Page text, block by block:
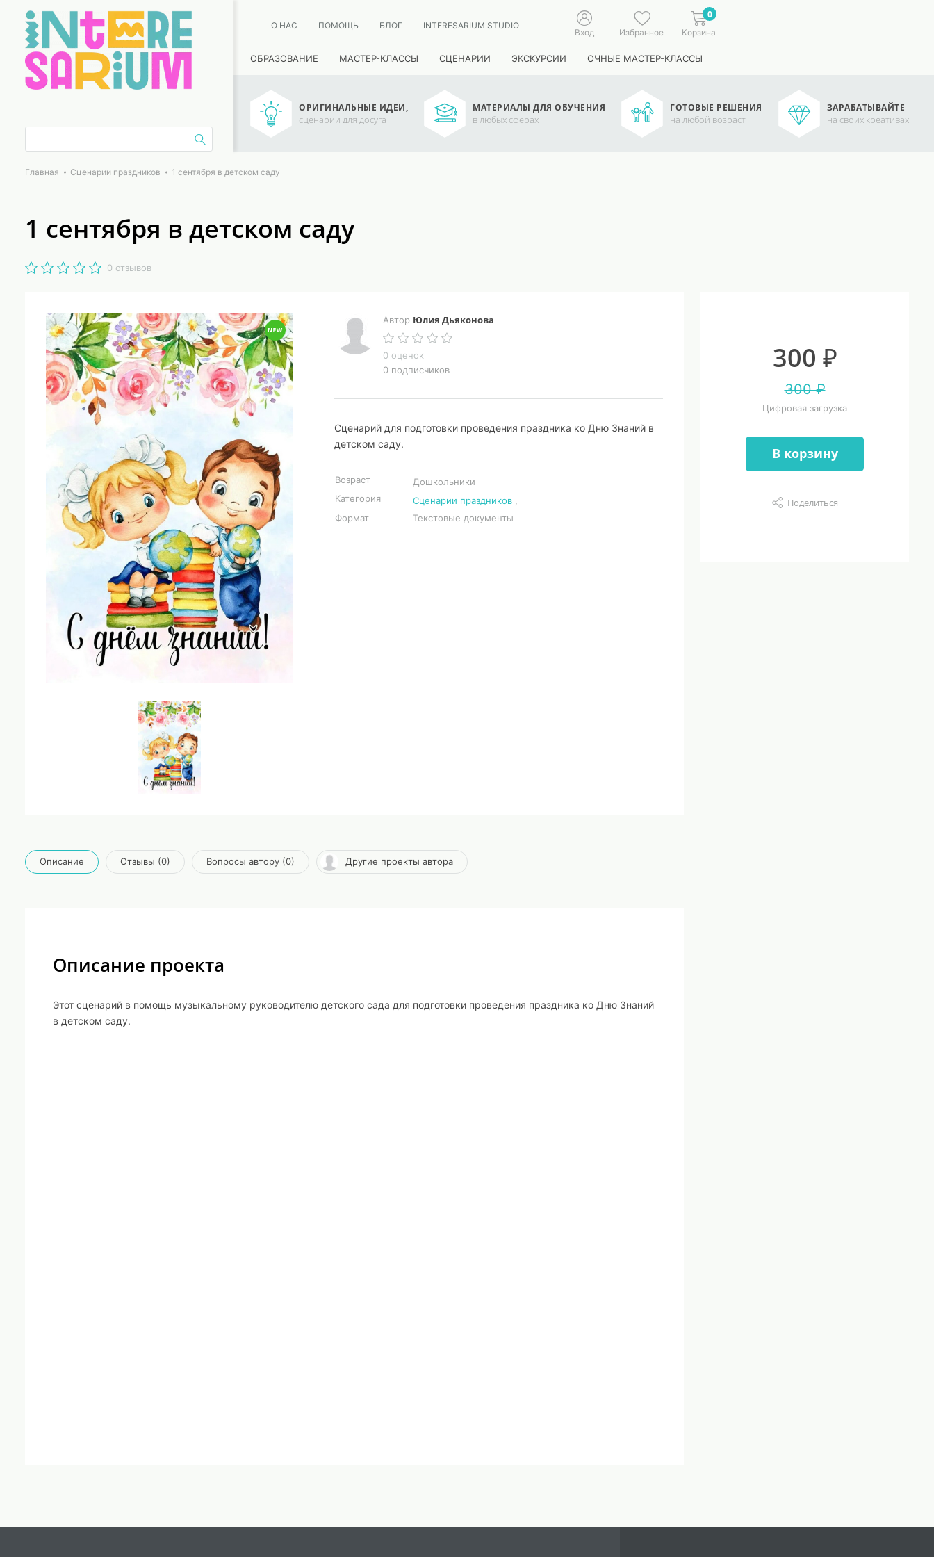
О НАС ПОМОЩЬ БЛОГ INTERESARIUM STUDIO
Вход Избранное
0
Корзина
ОБРАЗОВАНИЕ МАСТЕР-КЛАССЫ СЦЕНАРИИ ЭКСКУРСИИ ОЧНЫЕ МАСТЕР-КЛАССЫ
ОРИГИНАЛЬНЫЕ ИДЕИ,
сценарии для досуга
МАТЕРИАЛЫ ДЛЯ ОБУЧЕНИЯ
в любых сферах
ГОТОВЫЕ РЕШЕНИЯ
на любой возраст
ЗАРАБАТЫВАЙТЕ
на своих креативах
Главная Сценарии праздников 1 сентября в детском саду
1 сентября в детском саду
0 отзывов
Автор Юлия Дьяконова
0 оценок
0 подписчиков
Сценарий для подготовки проведения праздника ко Дню Знаний в
детском саду.
Возраст
Дошкольники
Категория
Сценарии праздников
Формат
Текстовые документы
300 ₽
300 ₽
Цифровая загрузка
В корзину
Поделиться
Описание Отзывы (0) Вопросы автору (0) Другие проекты автора
Описание проекта
Этот сценарий в помощь музыкальному руководителю детского сада для подготовки проведения праздника ко Дню Знаний
в детском саду.